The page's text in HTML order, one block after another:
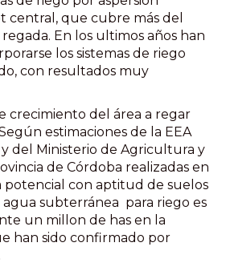
central, que cubre más del
En los ultimos años han
los sistemas de riego
con resultados muy
crecimiento del área a regar
estimaciones de la EEA
del Ministerio de Agricultura y
de Córdoba realizadas en
potencial con aptitud de suelos
subterránea para riego es
un millon de has en la
han sido confirmado por